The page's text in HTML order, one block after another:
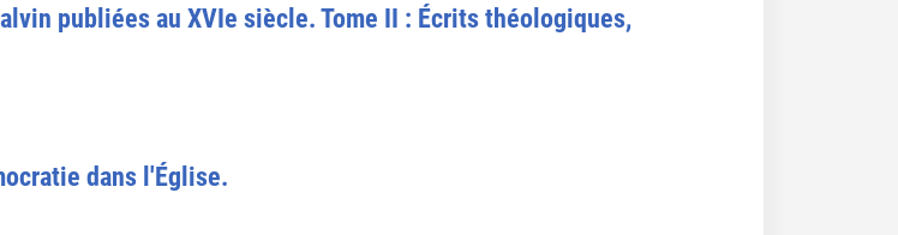
publiées au XVIe siècle. Tome II : Écrits théologiques,
dans l'Église.